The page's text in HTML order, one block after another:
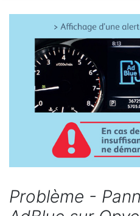
Problème -